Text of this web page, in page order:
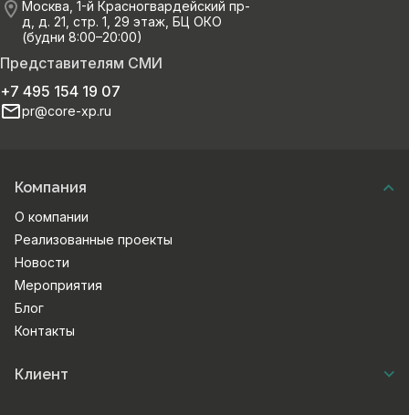
Представителям СМИ
+7 495 154 19 07
pr@core-xp.ru
Москва, 1-й Красногвардейский пр-
д, д. 21, стр. 1, 29 этаж, БЦ ОКО
(будни 8:00–20:00)
Компания
О компании
Реализованные проекты
Новости
Мероприятия
Блог
Контакты
Клиент